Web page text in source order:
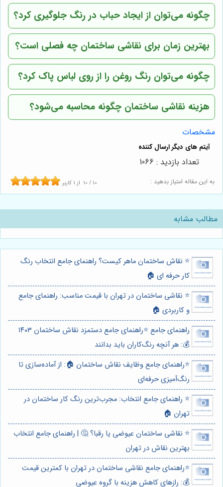
چگونه می‌توان از ایجاد حباب در رنگ جلوگیری کرد؟
بهترین زمان برای نقاشی ساختمان چه فصلی است؟
چگونه می‌توان رنگ روغن را از روی لباس پاک کرد؟
هزینه نقاشی ساختمان چگونه محاسبه می‌شود؟
مشخصات
به این مقاله امتیاز بدهید : 10 / 10 از 1 کاربر
تعداد بازدید : 1066
مطالب مشابه
⭐️ نقاش ساختمان ماهر کیست؟ راهنمای جامع انتخاب رنگ
کار حرفه ای 🏠
⭐️ نقاشی ساختمان در تهران با قیمت مناسب: راهنمای جامع
و کاربردی 🏠
راهنمای جامع ⭐️راهنمای جامع دستمزد نقاش ساختمان ۱۴۰۳
💰: هر آنچه رنگ‌کاران باید بدانند
⭐️راهنمای جامع وظایف نقاش ساختمان 🏠: از آماده‌سازی تا
رنگ‌آمیزی حرفه‌ای
⭐️ راهنمای جامع انتخاب: مجرب‌ترین رنگ کار ساختمان در
تهران 🏠
⭐️ نقاشی ساختمان عیوضی یا رقبا؟ 🤔 | راهنمای جامع انتخاب
بهترین نقاش در تهران
⭐️راهنمای جامع نقاشی ساختمان در تهران با کمترین قیمت
💰: رازهای کاهش هزینه با گروه عیوضی